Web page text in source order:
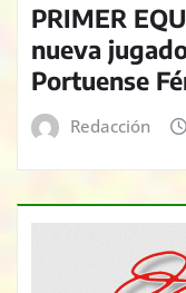
PRIMER
nueva
Portuense
Redacción